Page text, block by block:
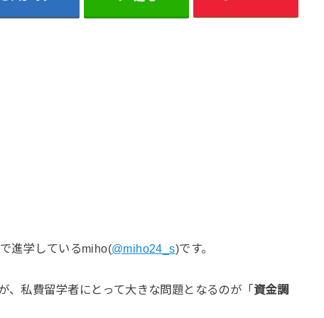
進学しているmiho(@miho24_s)です。
、私費留学者にとって大きな問題となるのが「資金調